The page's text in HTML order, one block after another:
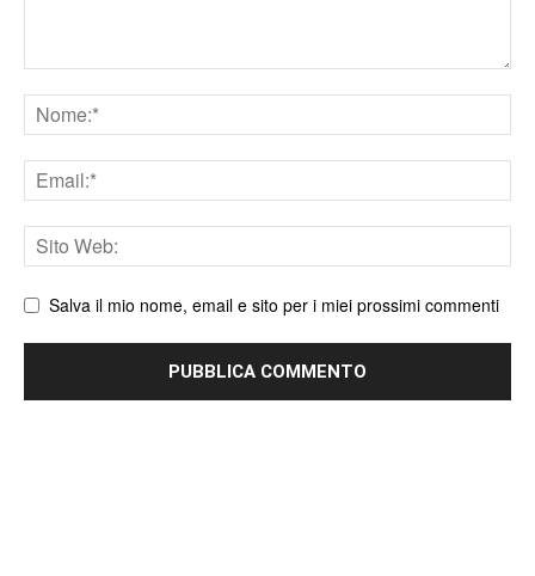
Nome
Email
Sito
web
Salva il mio nome, email e sito per i miei prossimi commenti